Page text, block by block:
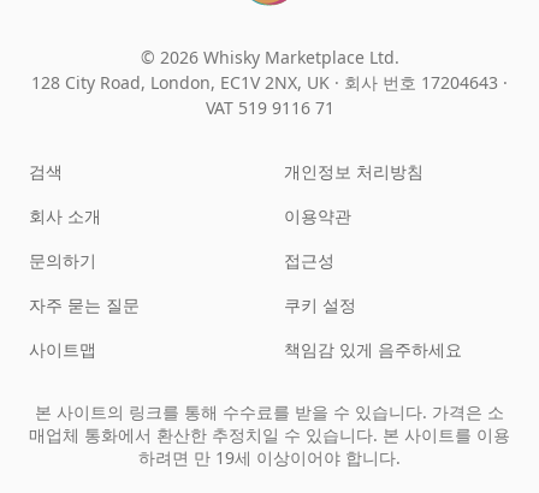
© 2026 Whisky Marketplace Ltd.
128 City Road, London, EC1V 2NX, UK · 회사 번호 17204643 ·
VAT 519 9116 71
검색
회사 소개
문의하기
자주 묻는 질문
사이트맵
개인정보 처리방침
이용약관
접근성
쿠키 설정
책임감 있게 음주하세요
본 사이트의 링크를 통해 수수료를 받을 수 있습니다. 가격은 소
매업체 통화에서 환산한 추정치일 수 있습니다. 본 사이트를 이용
하려면 만 19세 이상이어야 합니다.